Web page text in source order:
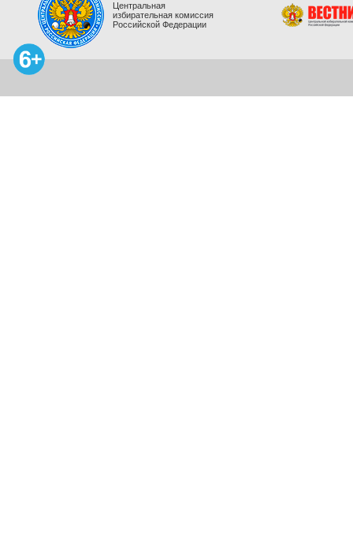
Центральная
избирательная комиссия
Российской Федерации